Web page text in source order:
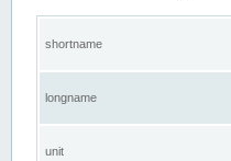
shortname
longname
unit